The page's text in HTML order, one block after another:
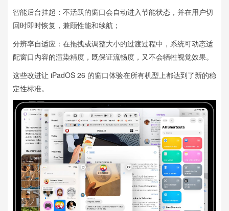
智能后台挂起：不活跃的窗口会自动进入节能状态，并在用户切
回时即时恢复，兼顾性能和续航；
分辨率自适应：在拖拽或调整大小的过渡过程中，系统可动态适
配窗口内容的渲染精度，既保证流畅度，又不会牺牲视觉效果。
这些改进让 iPadOS 26 的窗口体验在所有机型上都达到了新的稳
定性标准。